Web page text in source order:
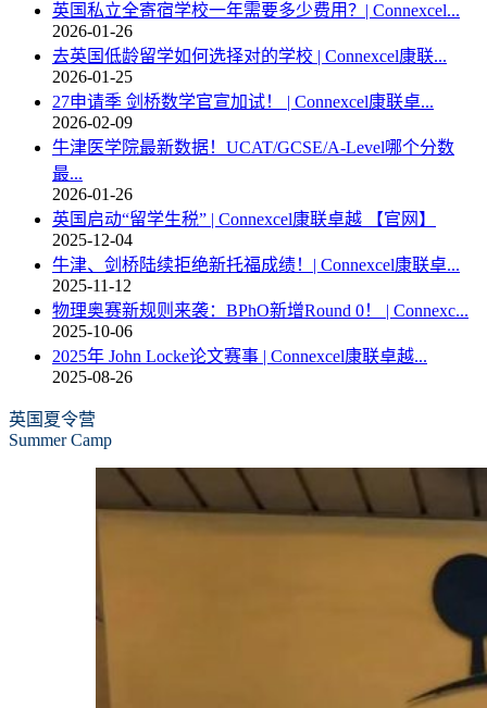
英国私立全寄宿学校一年需要多少费用？| Connexcel...
2026-01-26
去英国低龄留学如何选择对的学校 | Connexcel康联...
2026-01-25
27申请季 剑桥数学官宣加试！ | Connexcel康联卓...
2026-02-09
牛津医学院最新数据！UCAT/GCSE/A-Level哪个分数
最...
2026-01-26
英国启动“留学生税” | Connexcel康联卓越 【官网】
2025-12-04
牛津、剑桥陆续拒绝新托福成绩！| Connexcel康联卓...
2025-11-12
物理奥赛新规则来袭：BPhO新增Round 0！ | Connexc...
2025-10-06
2025年 John Locke论文赛事 | Connexcel康联卓越...
2025-08-26
英国夏令营
Summer Camp